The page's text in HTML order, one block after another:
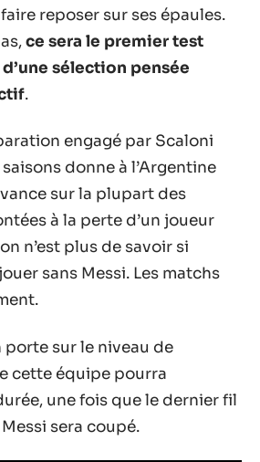
reposer sur ses épaules.
ce sera le premier test
sélection pensée
.
engagé par Scaloni
donne à l’Argentine
sur la plupart des
à la perte d’un joueur
n’est plus de savoir si
sans Messi. Les matchs
porte sur le niveau de
cette équipe pourra
une fois que le dernier fil
sera coupé.